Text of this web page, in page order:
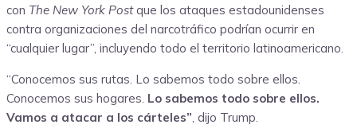
con The New York Postque los ataques estadounidenses
contra organizaciones del narcotráfico podrían ocurrir en
“cualquier lugar”, incluyendo todo el territorio latinoamericano.
“Conocemos sus rutas. Lo sabemos todo sobre ellos.
Conocemos sus hogares. Lo sabemos todo sobre ellos.
Vamos a atacar a los cárteles”, dijo Trump.